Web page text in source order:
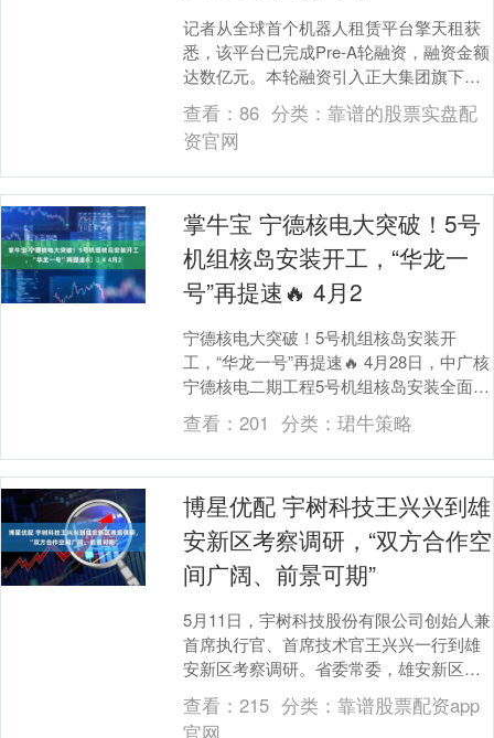
记者从全球首个机器人租赁平台擎天租获
悉，该平台已完成Pre-A轮融资，融资金额
达数亿元。本轮融资引入正大集团旗下正
大机器人、长信股份等产业方，以及美格
智能、蓝思....
查看：86 分类： 靠谱的股票实盘配
资官网
掌牛宝 宁德核电大突破！5号
机组核岛安装开工，“华龙一
号”再提速🔥 4月2
宁德核电大突破！5号机组核岛安装开
工，“华龙一号”再提速🔥 4月28日，中广核
宁德核电二期工程5号机组核岛安装全面开
工！这意味着核电站建设进入核心设备安
装阶段，....
查看：201 分类： 珺牛策略
博星优配 宇树科技王兴兴到雄
安新区考察调研，“双方合作空
间广阔、前景可期”
5月11日，宇树科技股份有限公司创始人兼
首席执行官、首席技术官王兴兴一行到雄
安新区考察调研。省委常委，雄安新区党
工委书记、管委会主任张国华与王兴兴一
行举行工作座....
查看：215 分类： 靠谱股票配资app
官网